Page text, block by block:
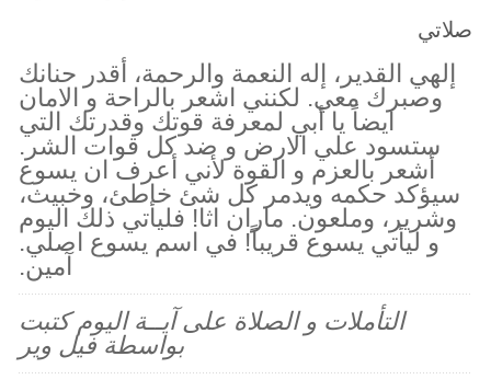
صلاتي
إلهي القدير، إله النعمة والرحمة، أقدر حنانك
وصبرك معي. لكنني اشعر بالراحة و الامان
ايضاً يا أبي لمعرفة قوتك وقدرتك التي
ستسود علي الارض و ضد كل قوات الشر.
أشعر بالعزم و القوة لأني أعرف ان يسوع
سيؤكد حكمه ويدمر كل شئ خاطئ، وخبيث،
وشرير، وملعون. ماران اثا! فليأتي ذلك اليوم
و ليأتي يسوع قريباً! في اسم يسوع اصلي.
آمين.
التأملات و الصلاة على آيــة اليوم كتبت
بواسطة فيل وير